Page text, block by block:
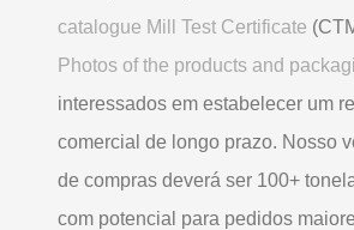
catalogue Mill Test Certificate
Photos of the products and
interessados ​​em estabelecer um
comercial de longo prazo. Nosso
de compras deverá ser 100+
com potencial para pedidos